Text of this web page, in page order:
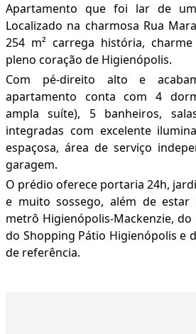
Apartamento que foi lar de
Localizado na charmosa Rua
254 m² carrega história,
pleno coração de Higienópolis.
Com pé-direito alto e
apartamento conta com 4
ampla suíte), 5 banheiros,
integradas com excelente
espaçosa, área de serviço
garagem.
O prédio oferece portaria 24h,
e muito sossego, além de estar
metrô Higienópolis-Mackenzie, do
do Shopping Pátio Higienópolis e
de referência.